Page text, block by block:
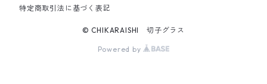
特定商取引法に基づく表記
© CHIKARAISHI 切子グラス
Powered by